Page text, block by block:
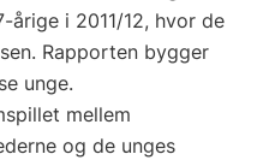
i 2011/12, hvor de
Rapporten bygger
unge.
mellem
og de unges